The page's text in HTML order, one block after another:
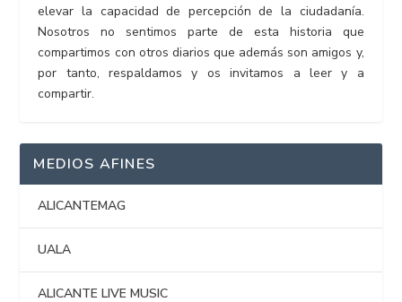
elevar la capacidad de percepción de la ciudadanía.
Nosotros no sentimos parte de esta historia que
compartimos con otros diarios que además son amigos y,
por tanto, respaldamos y os invitamos a leer y a
compartir.
MEDIOS AFINES
ALICANTEMAG
UALA
ALICANTE LIVE MUSIC